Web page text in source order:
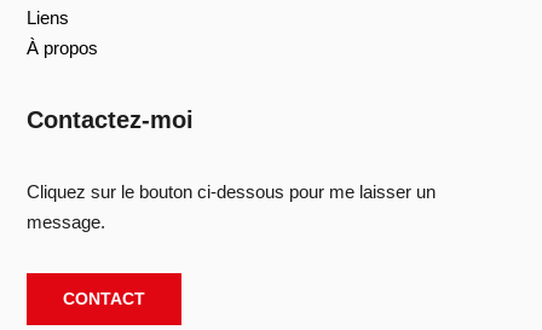
Liens
À propos
Contactez-moi
Cliquez sur le bouton ci-dessous pour me laisser un
message.
CONTACT